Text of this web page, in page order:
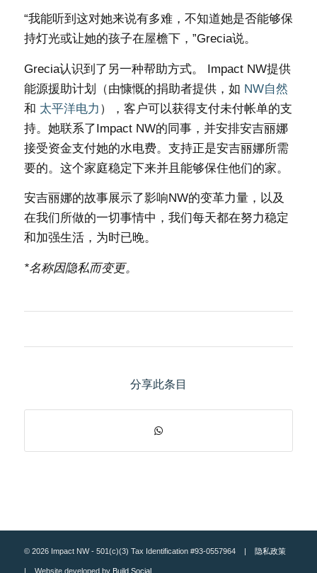
“我能听到这对她来说有多难，不知道她是否能够保
持灯光或让她的孩子在屋檐下，”Grecia说。
Grecia认识到了另一种帮助方式。 Impact NW提供
能源援助计划（由慷慨的捐助者提供，如 NW自然
和 太平洋电力 ），客户可以获得支付未付帐单的支
持。她联系了Impact NW的同事，并安排安吉丽娜
接受资金支付她的水电费。支持正是安吉丽娜所需
要的。这个家庭稳定下来并且能够保住他们的家。
安吉丽娜的故事展示了影响NW的变革力量，以及
在我们所做的一切事情中，我们每天都在努力稳定
和加强生活，为时已晚。
*名称因隐私而变更。
分享此条目
© 2026 Impact NW - 501(c)(3) Tax Identification #93-0557964 | 隐私政策
| Website developed by Build Social